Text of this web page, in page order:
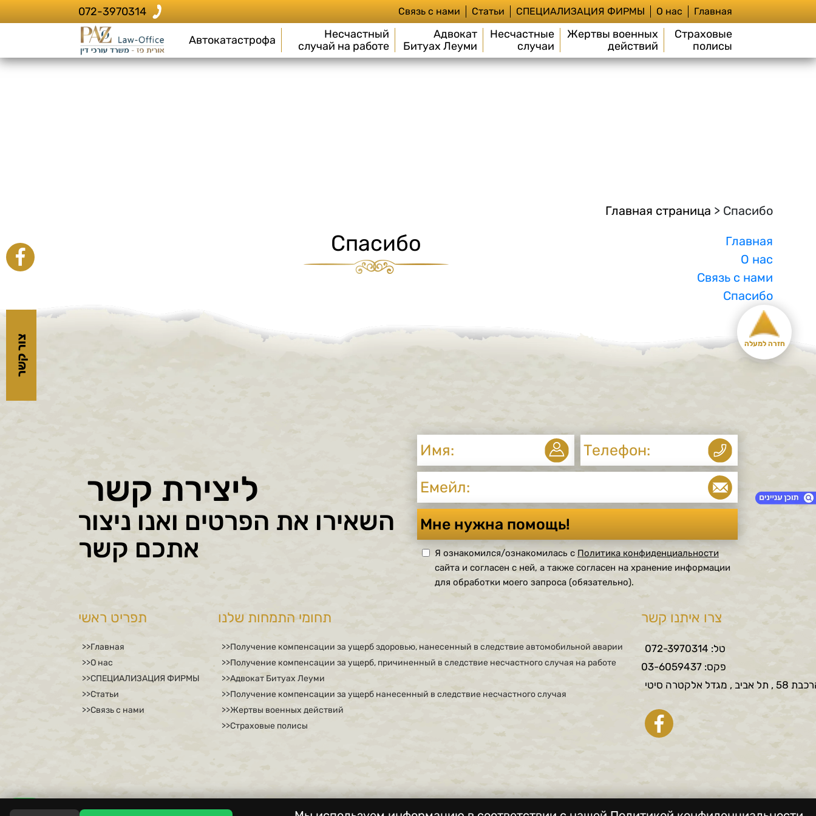
Главная
О нас
СПЕЦИАЛИЗАЦИЯ ФИРМЫ
Статьи
Связь с нами
072-3970314
Страховые
полисы
Жертвы военных
действий
Несчастные
случаи
Адвокат
Битуах Леуми
Несчастный
случай на работе
Автокатастрофа
צור קשר
Главная страница > Спасибо
Главная
О нас
Связь с нами
Спасибо
Спасибо
חזרה למעלה
ליצירת קשר
השאירו את הפרטים ואנו ניצור
אתכם קשר
Я ознакомился/ознакомилась с Политика конфиденциальности
сайта и согласен с ней, а также согласен на хранение информации
для обработки моего запроса (обязательно).
תפריט ראשי
Главная
О нас
СПЕЦИАЛИЗАЦИЯ ФИРМЫ
Статьи
Связь с нами
תחומי התמחות שלנו
Получение компенсации за ущерб здоровью, нанесенный в следствие автомобильной аварии
Получение компенсации за ущерб, причиненный в следствие несчастного случая на работе
Адвокат Битуах Леуми
Получение компенсации за ущерб нанесенный в следствие несчастного случая
Жертвы военных действий
Страховые полисы
צרו איתנו קשר
טל: 072-3970314
פקס: 03-6059437
מגדל אלקטרה סיטי